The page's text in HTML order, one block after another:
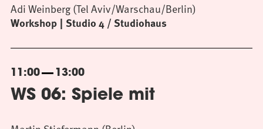
Workshop Studio 4 / Studiohaus
Adi Weinberg (Tel Aviv/Warschau/Berlin)
11:00 13:00
WS 06: Spiele mit